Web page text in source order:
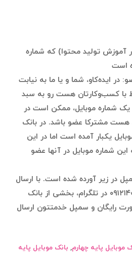
آموزش تولید محتوا) که شماره
است
در ایده‌کاو، شما و یا ما به نیابت
با کسب‌وکارتان هست رو به سبد
شماره موبایل، ممکن است در
هست مشترکا عضو باشد. در بانک
یکبار آمده است اما در این
شماره موبایل در آنها عضو
در زیر آورده شده است. با ارسال
درخواست به شماره ۰۹۱۲۱۴۰۰۲۳۷ در تلگرام، بخشی از بانک
رایگان و سمپل خدمتتون ارسال
موبایل پایه چهارم, بانک موبایل پایه